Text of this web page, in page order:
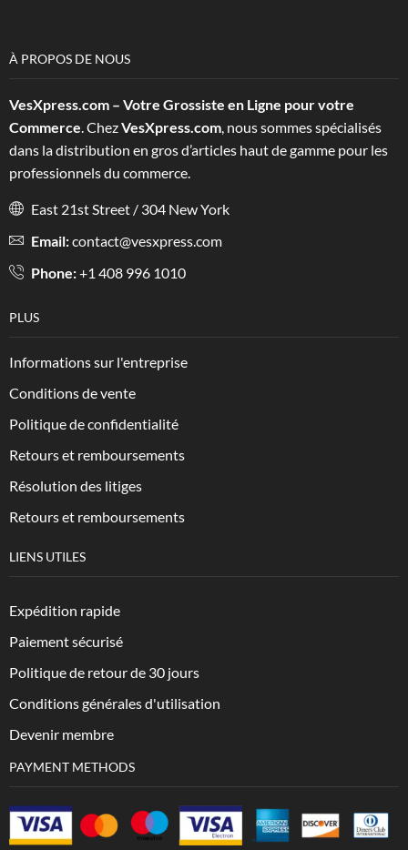
À PROPOS DE NOUS
VesXpress.com – Votre Grossiste en Ligne pour votre
Commerce. ChezVesXpress.com, nous sommes spécialisés
dans la distribution en gros d’articles haut de gamme pour les
professionnels du commerce.
East 21st Street / 304 New York
Email:contact@vesxpress.com
Phone:+1 408 996 1010
PLUS
Informations sur l'entreprise
Conditions de vente
Politique de confidentialité
Retours et remboursements
Résolution des litiges
Retours et remboursements
LIENS UTILES
Expédition rapide
Paiement sécurisé
Politique de retour de 30 jours
Conditions générales d'utilisation
Devenir membre
PAYMENT METHODS